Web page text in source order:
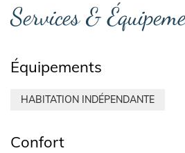
Services &
Équipements
HABITATION INDÉPENDANTE
Confort